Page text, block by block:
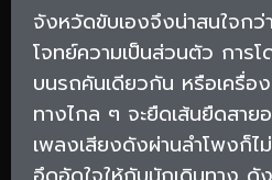
จังหวัดขับเองจึงน่าสนใจก
โจทย์ความเป็นส่วนตัว การ
บนรถคันเดียวกัน หรือเครื่อ
ทางไกล ๆ จะยืดเส้นยืดสาย
เพลงเสียงดังผ่านลำโพงก็ไ